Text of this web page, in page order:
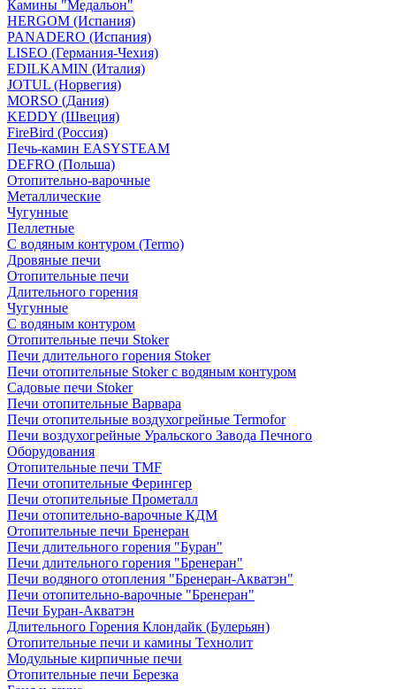
Камины "Медальон"
HERGOM (Испания)
PANADERO (Испания)
LISEO (Германия-Чехия)
EDILKAMIN (Италия)
JOTUL (Норвегия)
MORSO (Дания)
KEDDY (Швеция)
FireBird (Россия)
Печь-камин EASYSTEAM
DEFRO (Польша)
Отопительно-варочные
Металлические
Чугунные
Пеллетные
С водяным контуром (Termo)
Дровяные печи
Отопительные печи
Длительного горения
Чугунные
C водяным контуром
Отопительные печи Stoker
Печи длительного горения Stoker
Печи отопительные Stoker с водяным контуром
Садовые печи Stoker
Печи отопительные Варвара
Печи отопительные воздухогрейные Termofor
Печи воздухогрейные Уральского Завода Печного
Оборудования
Отопительные печи TMF
Печи отопительные Ферингер
Печи отопительные Прометалл
Печи отопительно-варочные КДМ
Отопительные печи Бренеран
Печи длительного горения "Буран"
Печи длительного горения "Бренеран"
Печи водяного отопления "Бренеран-Акватэн"
Печи отопительно-варочные "Бренеран"
Печи Буран-Акватэн
Длительного Горения Клондайк (Булерьян)
Отопительные печи и камины Технолит
Модульные кирпичные печи
Отопительные печи Березка